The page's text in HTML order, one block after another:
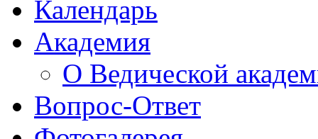
Календарь
Академия
О Ведической
Вопрос-Ответ